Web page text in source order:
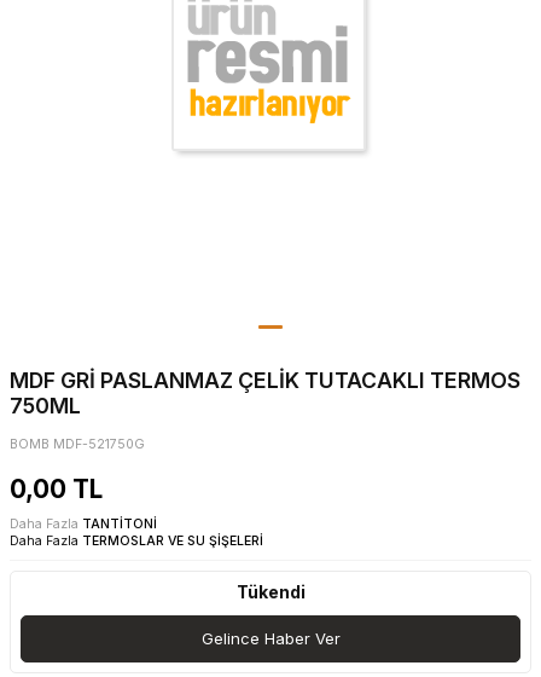
MDF GRİ PASLANMAZ ÇELİK TUTACAKLI TERMOS
750ML
BOMB MDF-521750G
0,00 TL
Daha Fazla TANTİTONİ
Daha Fazla TERMOSLAR VE SU ŞİŞELERİ
Tükendi
Gelince Haber Ver